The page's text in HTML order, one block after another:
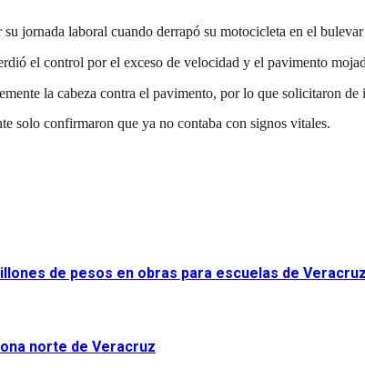
jornada laboral cuando derrapó su motocicleta en el
el control por el exceso de velocidad y el pavimento
la cabeza contra el pavimento, por lo que solicitaron
solo confirmaron que ya no contaba con signos vitales.
de pesos en obras para escuelas de
norte de Veracruz